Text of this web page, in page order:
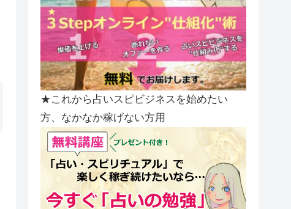
★これから占いスピビジネスを始めたい
方、なかなか稼げない方用